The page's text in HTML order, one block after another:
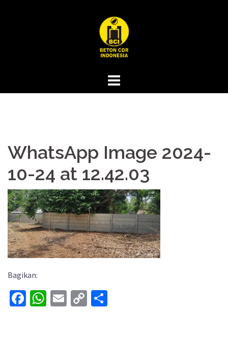
WhatsApp Image 2024-
10-24 at 12.42.03
Bagikan:
Facebook
WhatsApp
Email
Copy